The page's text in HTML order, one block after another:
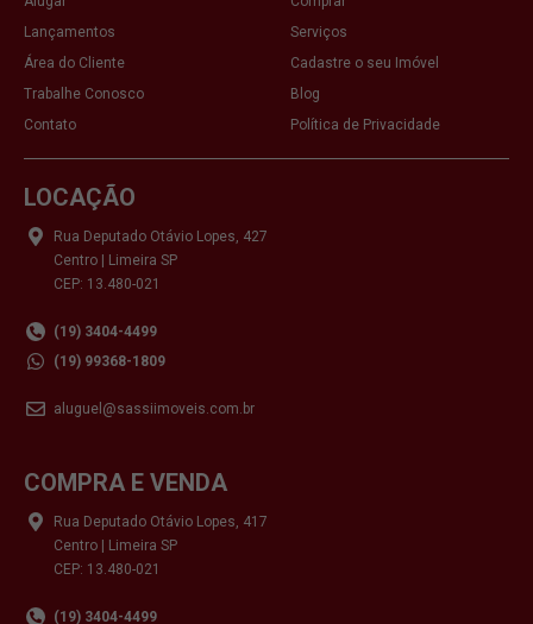
Lançamentos
Serviços
Área do Cliente
Cadastre o seu Imóvel
Trabalhe Conosco
Blog
Contato
Política de Privacidade
LOCAÇÃO
Rua Deputado Otávio Lopes, 427
Centro | Limeira SP
CEP: 13.480-021
(19) 3404-4499
(19) 99368-1809
aluguel@sassiimoveis.com.br
COMPRA E VENDA
Rua Deputado Otávio Lopes, 417
Centro | Limeira SP
CEP: 13.480-021
(19) 3404-4499